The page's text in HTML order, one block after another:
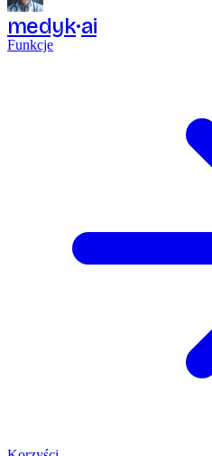
medyk ai
Funkcje